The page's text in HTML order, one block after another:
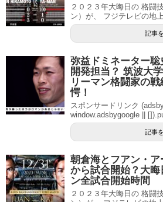
２０２３年大晦日の 格闘
ン）が、 フジテレビの地
記事
弥益ドミネーター
開発担当？ 筑波大
リーマン格闘家の
愕！
スポンサードリンク
window.adsbygoogle ||
記事
朝倉海とフアン・
から試合開始？大
ン全試合開始時間
２０２３年大晦日の 格闘